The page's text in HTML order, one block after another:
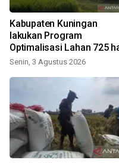
Kabupaten Kuningan
lakukan Program
Optimalisasi Lahan 725
pada 2026 untuk pertanian
Senin, 3 Agustus 2026